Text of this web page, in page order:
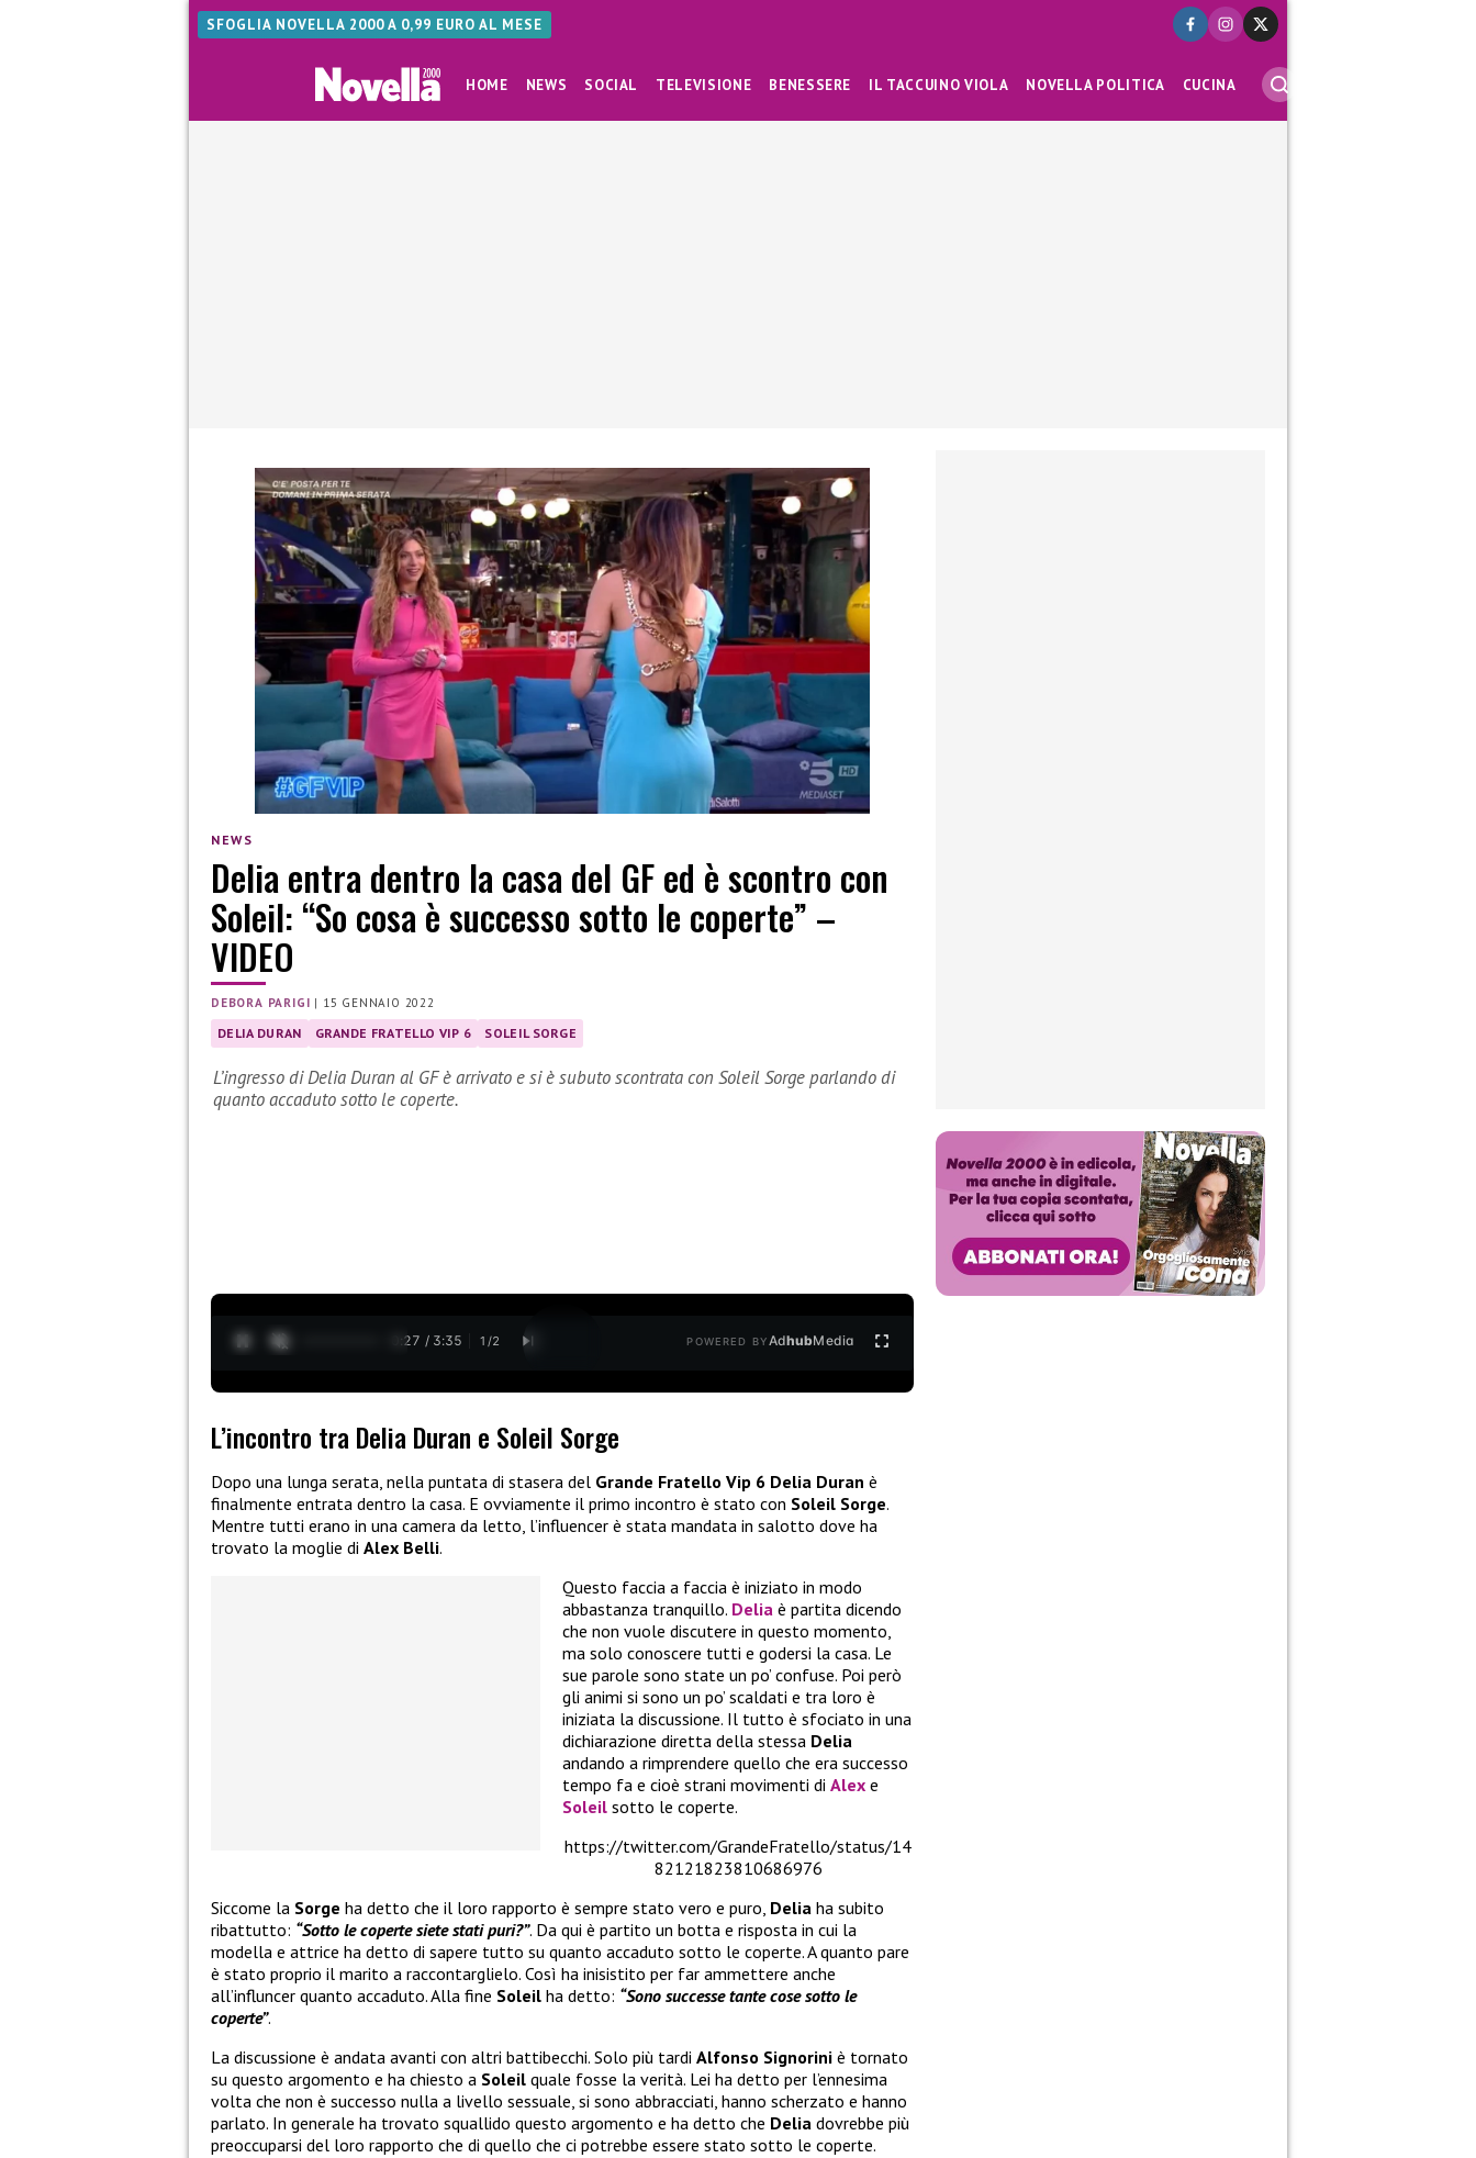
SFOGLIA NOVELLA 2000 A 0,99 EURO AL MESE
HOME NEWS SOCIAL TELEVISIONE BENESSERE IL TACCUINO VIOLA NOVELLA POLITICA CUCINA
NEWS
Delia entra dentro la casa del GF ed è scontro con
Soleil: “So cosa è successo sotto le coperte” –
VIDEO
DEBORA PARIGI | 15 GENNAIO 2022
DELIA DURAN GRANDE FRATELLO VIP 6 SOLEIL SORGE
L’ingresso di Delia Duran al GF è arrivato e si è subuto scontrata con Soleil Sorge parlando di
quanto accaduto sotto le coperte.
0:28 / 3:35 1 /2 POWERED BYAdhubMedia
L’incontro tra Delia Duran e Soleil Sorge
Dopo una lunga serata, nella puntata di stasera del Grande Fratello Vip 6 Delia Duran è
finalmente entrata dentro la casa. E ovviamente il primo incontro è stato con Soleil Sorge.
Mentre tutti erano in una camera da letto, l’influencer è stata mandata in salotto dove ha
trovato la moglie di Alex Belli.
Questo faccia a faccia è iniziato in modo
abbastanza tranquillo. Delia è partita dicendo
che non vuole discutere in questo momento,
ma solo conoscere tutti e godersi la casa. Le
sue parole sono state un po’ confuse. Poi però
gli animi si sono un po’ scaldati e tra loro è
iniziata la discussione. Il tutto è sfociato in una
dichiarazione diretta della stessa Delia
andando a rimprendere quello che era successo
tempo fa e cioè strani movimenti di Alex e
Soleil sotto le coperte.
https://twitter.com/GrandeFratello/status/14
82121823810686976
Siccome la Sorge ha detto che il loro rapporto è sempre stato vero e puro, Delia ha subito
ribattutto: “Sotto le coperte siete stati puri?”. Da qui è partito un botta e risposta in cui la
modella e attrice ha detto di sapere tutto su quanto accaduto sotto le coperte. A quanto pare
è stato proprio il marito a raccontarglielo. Così ha inisistito per far ammettere anche
all’influncer quanto accaduto. Alla fine Soleil ha detto: “Sono successe tante cose sotto le
coperte”.
La discussione è andata avanti con altri battibecchi. Solo più tardi Alfonso Signorini è tornato
su questo argomento e ha chiesto a Soleil quale fosse la verità. Lei ha detto per l’ennesima
volta che non è successo nulla a livello sessuale, si sono abbracciati, hanno scherzato e hanno
parlato. In generale ha trovato squallido questo argomento e ha detto che Delia dovrebbe più
preoccuparsi del loro rapporto che di quello che ci potrebbe essere stato sotto le coperte.